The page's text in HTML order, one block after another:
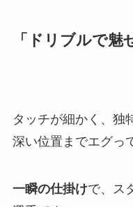
「ドリブルで魅
タッチが細かく、独
深い位置までエグっ
一瞬の仕掛けで、ス